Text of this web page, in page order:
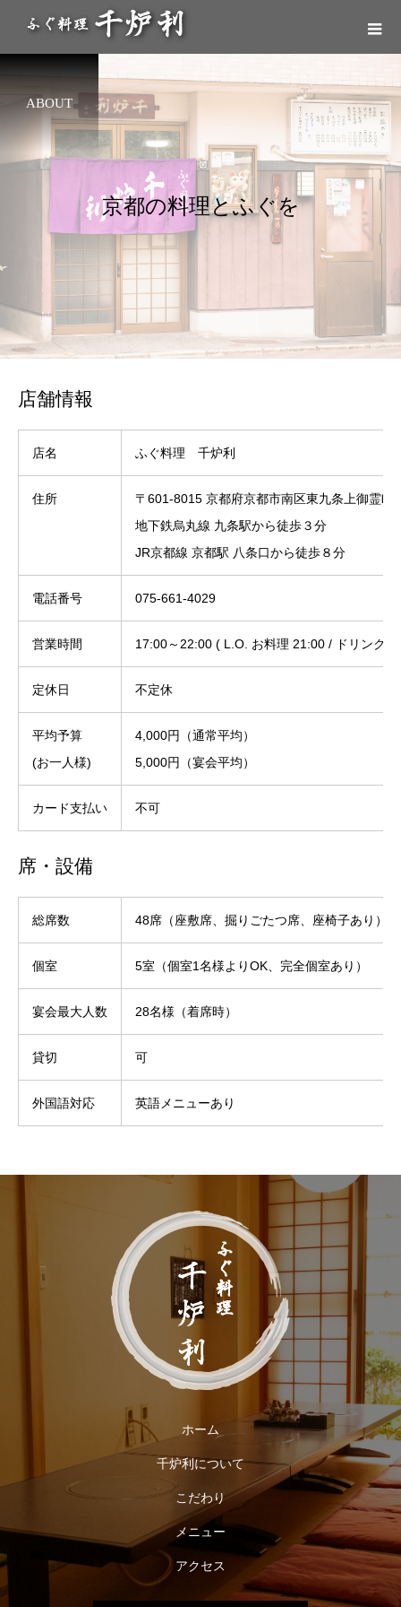
ABOUT
京都の料理とふぐを
店舗情報
店名 ふぐ料理 千炉利
住所
〒601-8015 京都府京都市南区東九条上御霊町
地下鉄烏丸線 九条駅から徒歩３分
JR京都線 京都駅 八条口から徒歩８分
電話番号 075-661-4029
営業時間 17:00～22:00 ( L.O. お料理 21:00 / ドリンク
定休日 不定休
平均予算
(お一人様)
4,000円（通常平均）
5,000円（宴会平均）
カード支払い 不可
席・設備
総席数 48席（座敷席、掘りごたつ席、座椅子あり）
個室 5室（個室1名様よりOK、完全個室あり）
宴会最大人数 28名様（着席時）
貸切 可
外国語対応 英語メニューあり
ホーム
千炉利について
こだわり
メニュー
アクセス